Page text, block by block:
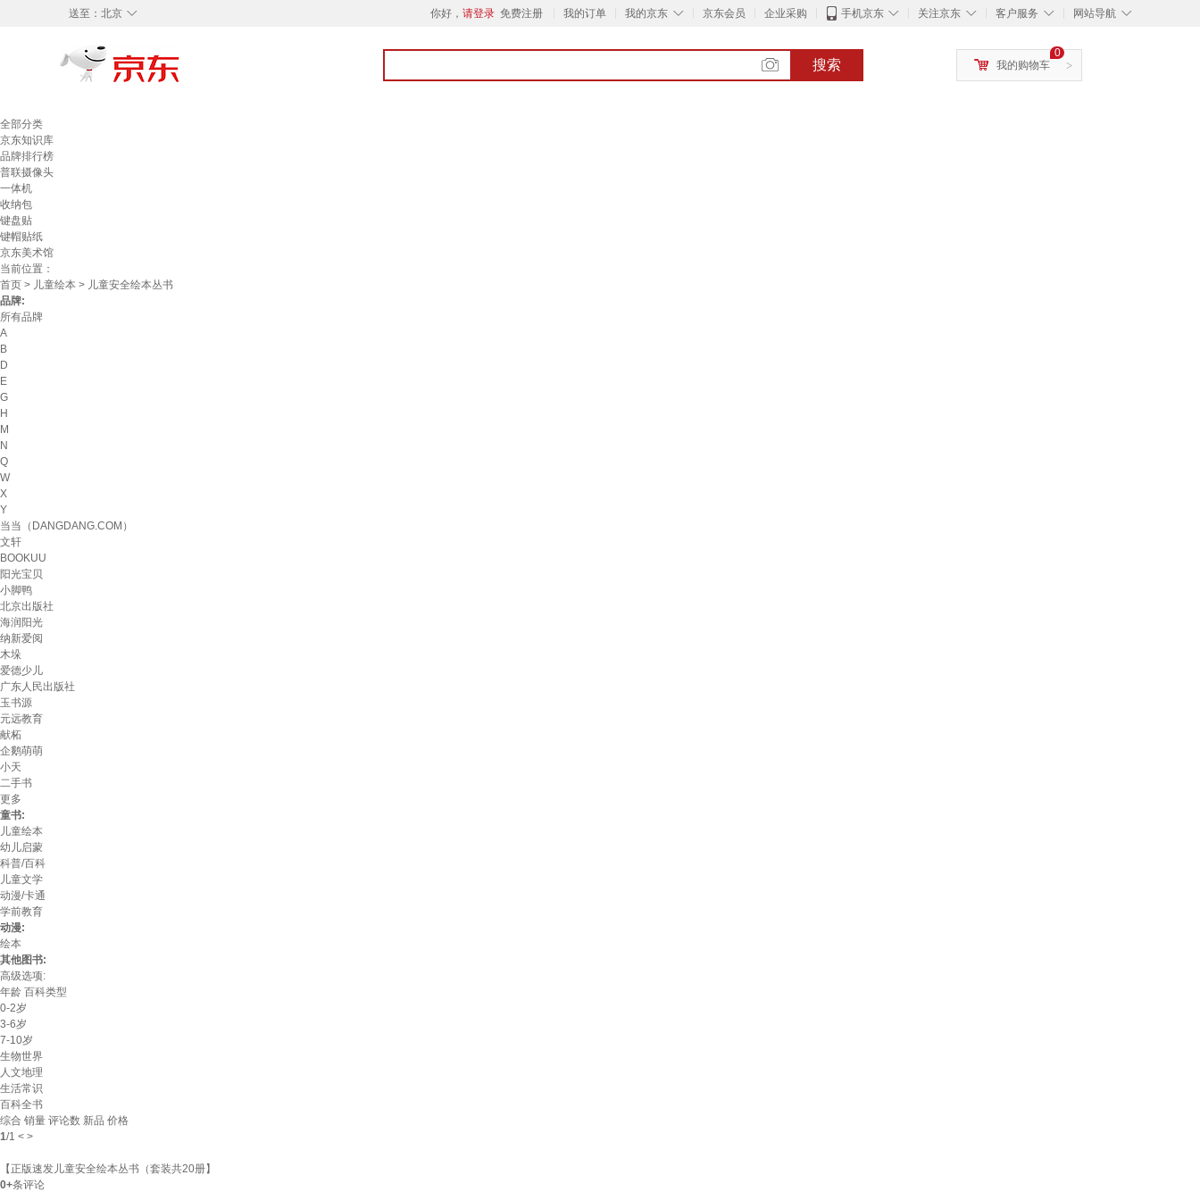
◇
送至： 北京 你好， 请登录 免费注册 我的订单 ◇
我的京东 京东会员 企业采购 ◇
手机京东 ◇
关注京东 ◇
客户服务 ◇
网站导航
搜索 >
0
我的购物车
全部分类
京东知识库
品牌排行榜
普联摄像头
一体机
收纳包
键盘贴
键帽贴纸
京东美术馆
当前位置：
首页 > 儿童绘本 > 儿童安全绘本丛书
品牌:
所有品牌
A
B
D
E
G
H
M
N
Q
W
X
Y
当当（DANGDANG.COM）
文轩
BOOKUU
阳光宝贝
小脚鸭
北京出版社
海润阳光
纳新爱阅
木垛
爱德少儿
广东人民出版社
玉书源
元远教育
献柘
企鹅萌萌
小天
二手书
更多
童书:
儿童绘本
幼儿启蒙
科普/百科
儿童文学
动漫/卡通
学前教育
动漫:
绘本
其他图书:
高级选项:
年龄 百科类型
0-2岁
3-6岁
7-10岁
生物世界
人文地理
生活常识
百科全书
综合 销量 评论数 新品 价格
1/1 < >
【正版速发儿童安全绘本丛书（套装共20册】
0+条评论